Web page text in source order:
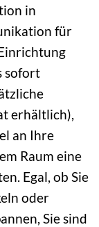
in
für
sofort
erhältlich),
an Ihre
Raum eine
Egal, ob Sie
oder
Sie sind